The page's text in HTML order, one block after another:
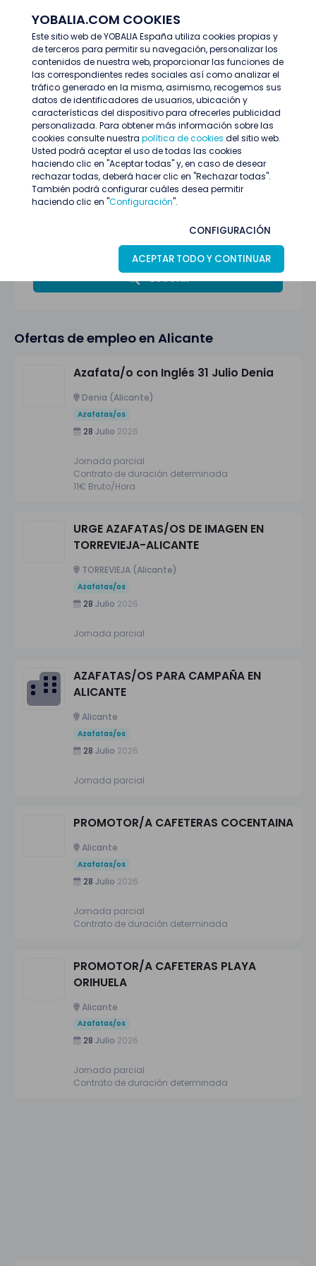
YOBALIA.COM COOKIES
Este sitio web de YOBALIA España utiliza cookies propias y
de terceros para permitir su navegación, personalizar los
contenidos de nuestra web, proporcionar las funciones de
las correspondientes redes sociales así como analizar el
tráfico generado en la misma, asimismo, recogemos sus
datos de identificadores de usuarios, ubicación y
características del dispositivo para ofrecerles publicidad
personalizada. Para obtener más información sobre las
cookies consulte nuestra política de cookies del sitio web.
Usted podrá aceptar el uso de todas las cookies
haciendo clic en "Aceptar todas" y, en caso de desear
rechazar todas, deberá hacer clic en "Rechazar todas".
También podrá configurar cuáles desea permitir
haciendo clic en "Configuración".
CONFIGURACIÓN
ACEPTAR TODO Y CONTINUAR
Últimas ofertas
Alicante
Todas las categorías
BUSCAR
Ofertas de empleo en Alicante
Azafata/o con Inglés 31 Julio Denia
Denia (Alicante)
Azafatas/os
28 Julio 2026
Jornada parcial
Contrato de duración determinada
11€ Bruto/Hora
URGE AZAFATAS/OS DE IMAGEN EN
TORREVIEJA-ALICANTE
TORREVIEJA (Alicante)
Azafatas/os
28 Julio 2026
Jornada parcial
AZAFATAS/OS PARA CAMPAÑA EN
ALICANTE
Alicante
Azafatas/os
28 Julio 2026
Jornada parcial
PROMOTOR/A CAFETERAS COCENTAINA
Alicante
Azafatas/os
28 Julio 2026
Jornada parcial
Contrato de duración determinada
PROMOTOR/A CAFETERAS PLAYA
ORIHUELA
Alicante
Azafatas/os
28 Julio 2026
Jornada parcial
Contrato de duración determinada